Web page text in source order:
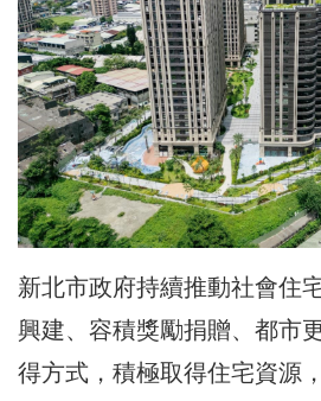
新北市政府持續推動社會住
興建、容積獎勵捐贈、都市
得方式，積極取得住宅資源